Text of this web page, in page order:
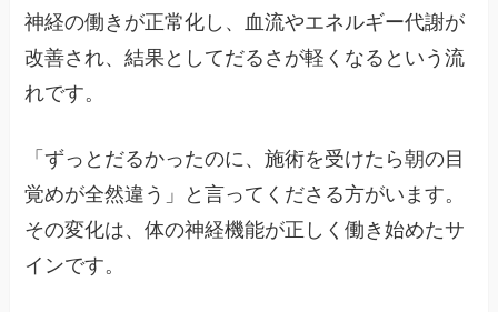
神経の働きが正常化し、血流やエネルギー代謝が
改善され、結果としてだるさが軽くなるという流
れです。
「ずっとだるかったのに、施術を受けたら朝の目
覚めが全然違う」と言ってくださる方がいます。
その変化は、体の神経機能が正しく働き始めたサ
インです。